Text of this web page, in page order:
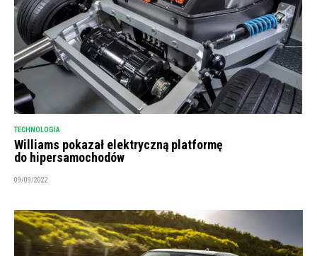
TECHNOLOGIA
Williams pokazał elektryczną platformę
do hipersamochodów
09/09/2022